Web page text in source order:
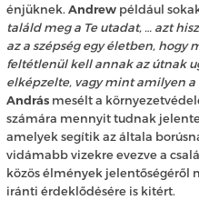
énjüknek. Andrew például
találd meg a Te utadat, … azt
az a szépség egy életben, hogy
feltétlenül kell annak az útnak
elképzelte, vagy mint amilyen a
András mesélt a
számára mennyit tudnak
amelyek segítik az általa
vidámabb vizekre evezve a
közös élmények jelentőségéről
iránti érdeklődésére is kitért.